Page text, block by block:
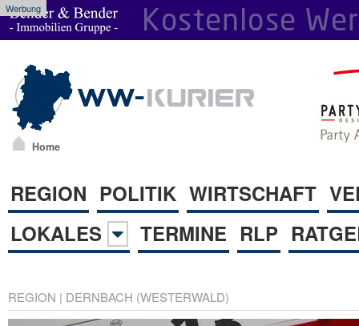
Werbung
Home
REGION POLITIK WIRTSCHAFT
LOKALES
TERMINE RLP
REGION | DERNBACH (WESTERWALD)